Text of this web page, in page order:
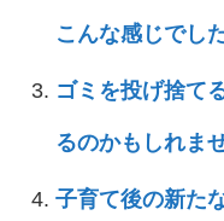
こんな感じでし
ゴミを投げ捨て
るのかもしれま
子育て後の新た